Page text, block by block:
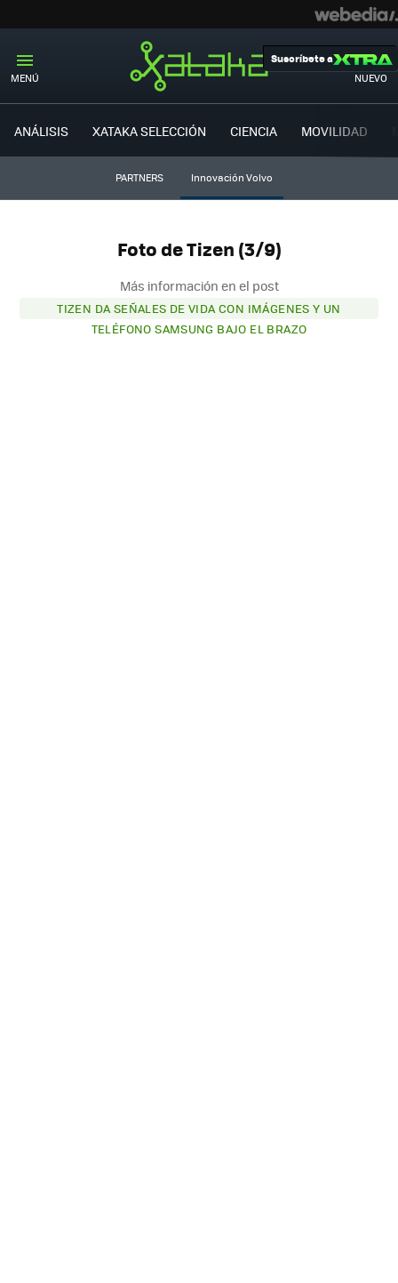
MENÚ NUEVO
Suscríbete a
ANÁLISIS XATAKA SELECCIÓN CIENCIA MOVILIDAD
PARTNERS Innovación Volvo
Foto de Tizen (3/9)
Más información en el post
TIZEN DA SEÑALES DE VIDA CON IMÁGENES Y UN
TELÉFONO SAMSUNG BAJO EL BRAZO